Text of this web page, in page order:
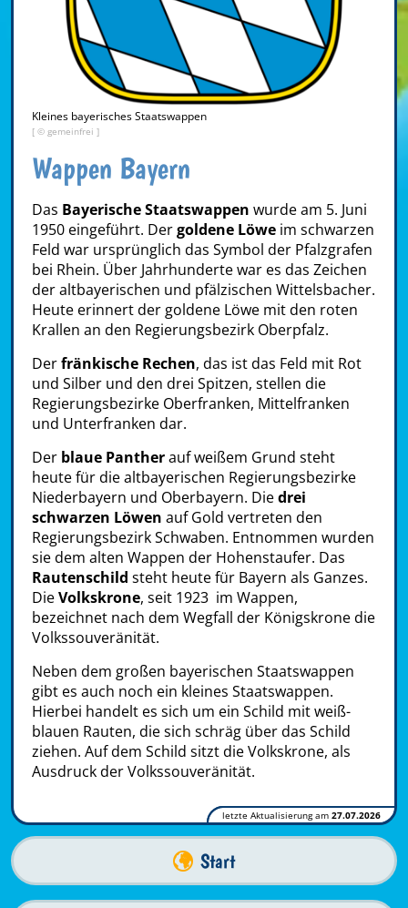
Kleines bayerisches Staatswappen
[ © gemeinfrei ]
Wappen Bayern
Das Bayerische Staatswappen wurde am 5. Juni
1950 eingeführt. Dergoldene Löwe im schwarzen
Feld war ursprünglich das Symbol der Pfalzgrafen
bei Rhein. Über Jahrhunderte war es das Zeichen
der altbayerischen und pfälzischen Wittelsbacher.
Heute erinnert der goldene Löwe mit den roten
Krallen an den Regierungsbezirk Oberpfalz.
Derfränkische Rechen, das ist das Feld mit Rot
und Silber und den drei Spitzen, stellen die
Regierungsbezirke Oberfranken, Mittelfranken
und Unterfranken dar.
Der blaue Pantherauf weißem Grund steht
heute für die altbayerischen Regierungsbezirke
Niederbayern und Oberbayern. Diedrei
schwarzen Löwen auf Gold vertreten den
Regierungsbezirk Schwaben. Entnommen wurden
sie dem alten Wappen der Hohenstaufer. Das
Rautenschild steht heute für Bayern als Ganzes.
DieVolkskrone, seit 1923 im Wappen,
bezeichnet nach dem Wegfall der Königskrone die
Volkssouveränität.
Neben dem großen bayerischen Staatswappen
gibt es auch noch ein kleines Staatswappen.
Hierbei handelt es sich um ein Schild mit weiß-
blauen Rauten, die sich schräg über das Schild
ziehen. Auf dem Schild sitzt die Volkskrone, als
Ausdruck der Volkssouveränität.
letzte Aktualisierung am 27.07.2026
Start